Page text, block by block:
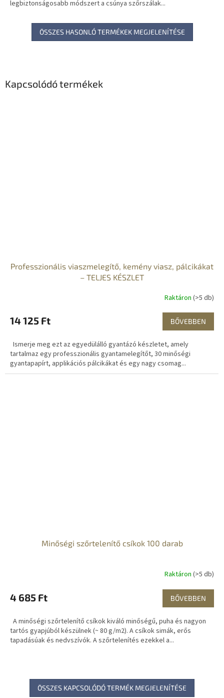
Kapcsolódó termékek
Professzionális viaszmelegítő, kemény viasz, pálcikákat
– TELJES KÉSZLET
Raktáron (>5 db)
14 125 Ft BŐVEBBEN
Ismerje meg ezt az egyedülálló gyantázó készletet, amely
tartalmaz egy professzionális gyantamelegítőt, 30 minőségi
gyantapapírt, applikációs pálcikákat és egy nagy csomag...
Minőségi szőrtelenítő csíkok 100 darab
Raktáron (>5 db)
4 685 Ft BŐVEBBEN
A minőségi szőrtelenítő csíkok kiváló minőségű, puha és nagyon
tartós gyapjúból készülnek (~ 80 g/m2). A csíkok simák, erős
tapadásúak és nedvszívók. A szőrtelenítés ezekkel a...
ÖSSZES KAPCSOLÓDÓ TERMÉK MEGJELENÍTÉSE
legbiztonságosabb módszert a csúnya szőrszálak...
ÖSSZES HASONLÓ TERMÉKEK MEGJELENÍTÉSE